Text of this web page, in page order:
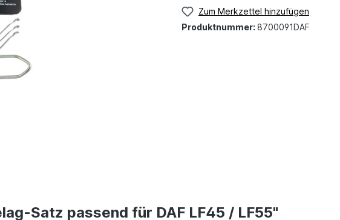
Zum Merkzettel hinzufügen
Produktnummer: 8700091DAF
Satz passend für DAF LF45 / LF55"